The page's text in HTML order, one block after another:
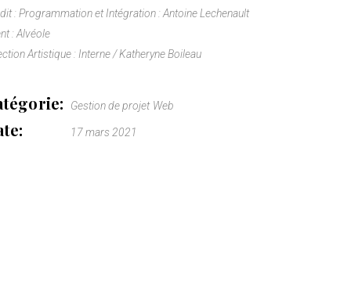
: Programmation et Intégration : Antoine Lechenault
: Alvéole
Artistique : Interne / Katheryne Boileau
Gestion de projet Web
17 mars 2021